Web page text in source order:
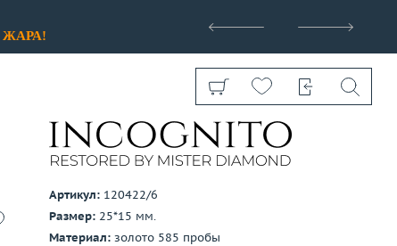
ЖАРА!
Показать все
Артикул: 120422/6
Размер: 25*15 мм.
Материал: золото 585 пробы